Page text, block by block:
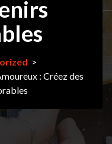
>
: Créez des